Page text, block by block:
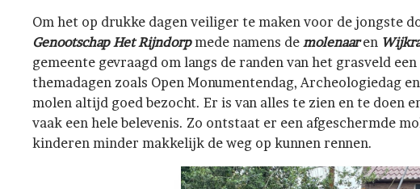
Om het op drukke dagen veiliger te maken voor de jongste
Genootschap Het Rijndorpmede namens de molenaaren
gemeente gevraagd om langs de randen van het grasveld
themadagen zoals Open Monumentendag, Archeologiedag
molen altijd goed bezocht. Er is van alles te zien en te doen
vaak een hele belevenis. Zo ontstaat er een afgeschermde
kinderen minder makkelijk de weg op kunnen rennen.